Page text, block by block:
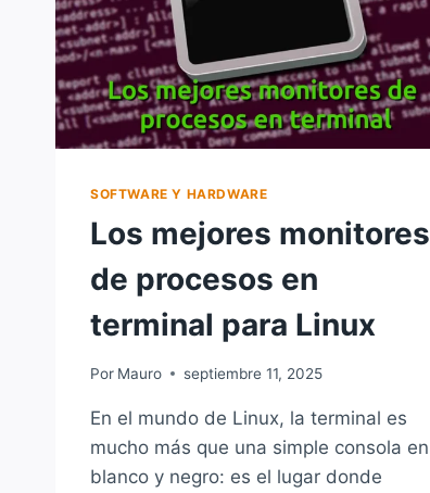
SOFTWARE Y HARDWARE
Los mejores monitores
de procesos en
terminal para Linux
Por Mauro septiembre 11, 2025
En el mundo de Linux, la terminal es
mucho más que una simple consola en
blanco y negro: es el lugar donde